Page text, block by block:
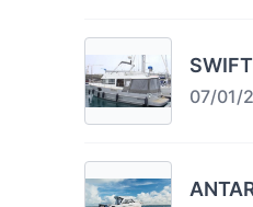
07/01/